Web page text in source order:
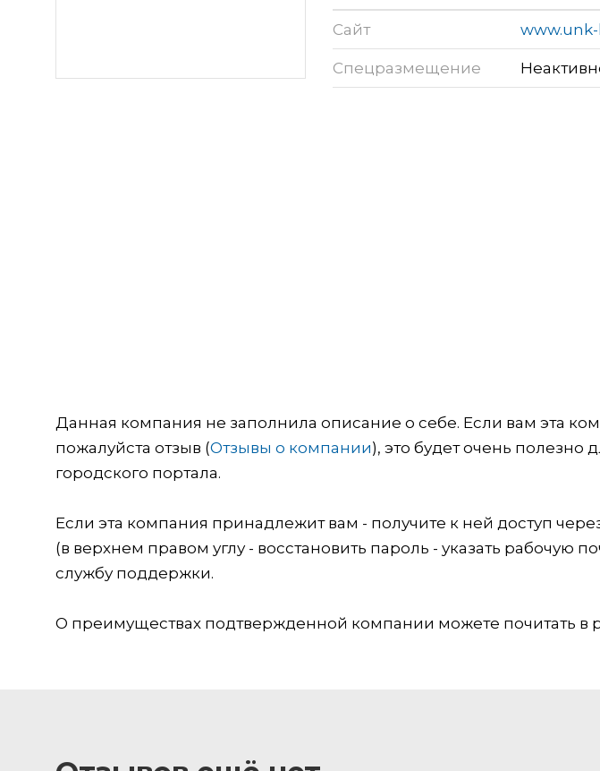
Сайт
Спецразмещение
Данная компания не заполнила описание о себе. Если вам эта
пожалуйста отзыв (Отзывы о компании), это будет очень полезно
городского портала.
Если эта компания принадлежит вам - получите к ней доступ
(в верхнем правом углу - восстановить пароль - указать рабочую
службу поддержки.
О преимуществах подтвержденной компании можете почитать в